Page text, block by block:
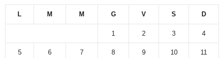
L M M G V S D
1 2 3 4
5 6 7 8 9 10 11